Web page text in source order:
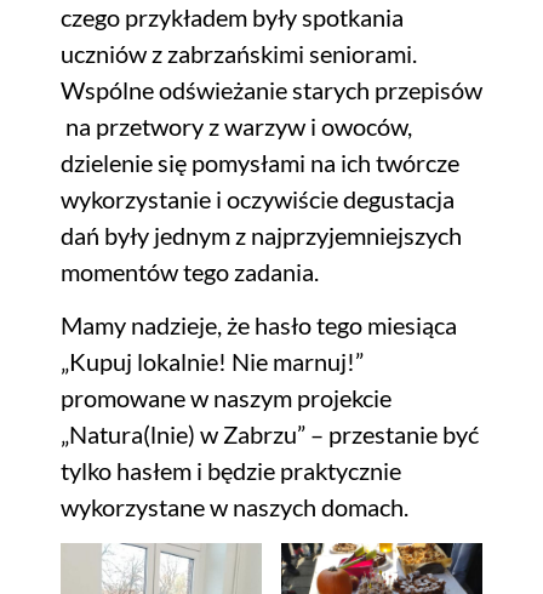
czego przykładem były spotkania
uczniów z zabrzańskimi seniorami.
Wspólne odświeżanie starych przepisów
na przetwory z warzyw i owoców,
dzielenie się pomysłami na ich twórcze
wykorzystanie i oczywiście degustacja
dań były jednym z najprzyjemniejszych
momentów tego zadania.
Mamy nadzieje, że hasło tego miesiąca
„Kupuj lokalnie! Nie marnuj!”
promowane w naszym projekcie
„Natura(lnie) w Zabrzu” – przestanie być
tylko hasłem i będzie praktycznie
wykorzystane w naszych domach.